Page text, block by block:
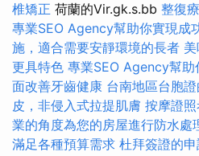
椎矯正 荷蘭的Vir.gk.s.bb 整復
專業SEO Agency幫助你實現成
施，適合需要安靜環境的長者
更具特色 專業SEO Agency幫助
面改善牙齒健康 台南地區台胞
皮，非侵入式拉提肌膚 按摩證
業的角度為您的房屋進行防水處
滿足各種預算需求 杜拜簽證的